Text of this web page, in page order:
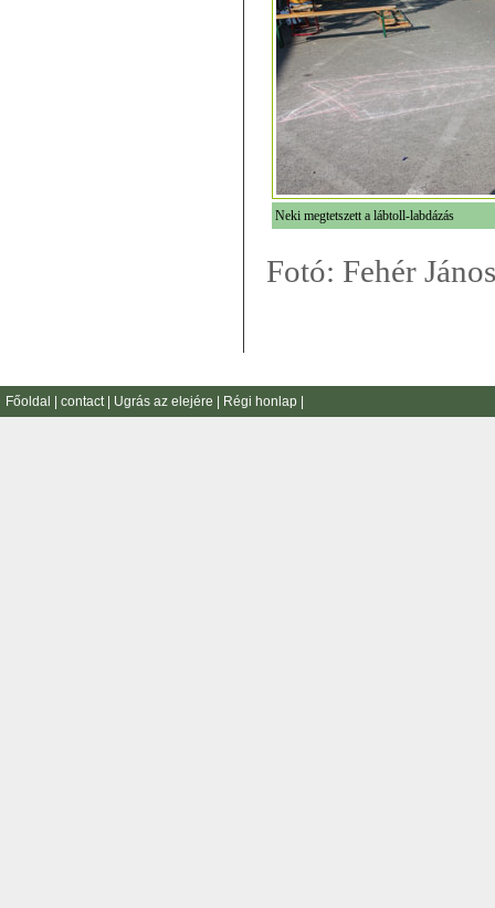
Neki megtetszett a lábtoll-labdázás
Fotó: Fehér
Főoldal contact Ugrás az elejére Régi honlap